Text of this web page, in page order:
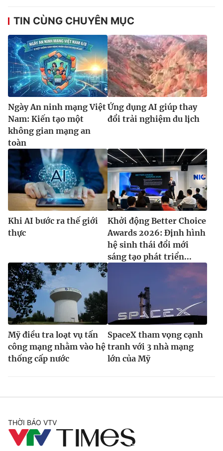
TIN CÙNG CHUYÊN MỤC
Ngày An ninh mạng Việt
Nam: Kiến tạo một
không gian mạng an
toàn
Ứng dụng AI giúp thay
đổi trải nghiệm du lịch
Khi AI bước ra thế giới
thực
Khởi động Better Choice
Awards 2026: Định hình
hệ sinh thái đổi mới
sáng tạo phát triển...
Mỹ điều tra loạt vụ tấn
công mạng nhằm vào hệ
thống cấp nước
SpaceX tham vọng cạnh
tranh với 3 nhà mạng
lớn của Mỹ
THỜI BÁO VTV